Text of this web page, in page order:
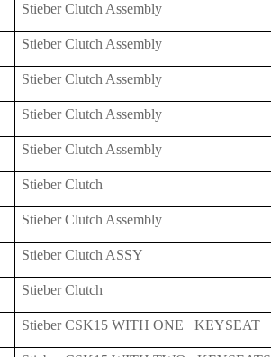
Stieber Clutch Assembly
Stieber Clutch Assembly
Stieber Clutch Assembly
Stieber Clutch Assembly
Stieber Clutch Assembly
Stieber Clutch
Stieber Clutch Assembly
Stieber Clutch ASSY
Stieber Clutch
Stieber CSK15 WITH ONE KEYSEAT